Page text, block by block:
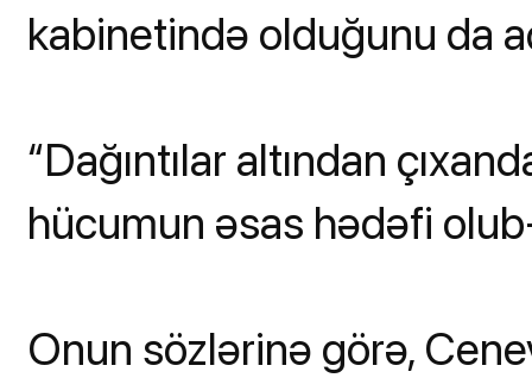
kabinetində olduğunu da
“Dağıntılar altından
hücumun əsas hədəfi
Onun sözlərinə görə,